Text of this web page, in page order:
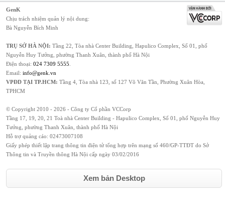
GenK
Chịu trách nhiệm quản lý nội dung:
Bà Nguyễn Bích Minh
TRỤ SỞ HÀ NỘI: Tầng 22, Tòa nhà Center Building, Hapulico Complex, Số 01, phố
Nguyễn Huy Tưởng, phường Thanh Xuân, thành phố Hà Nội
Điện thoại: 024 7309 5555
Email: info@genk.vn
VPĐD TẠI TP.HCM: Tầng 4, Tòa nhà 123, số 127 Võ Văn Tần, Phường Xuân Hòa,
TPHCM
© Copyright 2010 - 2026 - Công ty Cổ phần VCCorp
Tầng 17, 19, 20, 21 Toà nhà Center Building - Hapulico Complex, Số 01, phố Nguyễn Huy
Tưởng, phường Thanh Xuân, thành phố Hà Nội
Hỗ trợ quảng cáo: 02473007108
Giấy phép thiết lập trang thông tin điện tử tổng hợp trên mạng số 460/GP-TTĐT do Sở
Thông tin và Truyền thông Hà Nội cấp ngày 03/02/2016
Xem bản Desktop